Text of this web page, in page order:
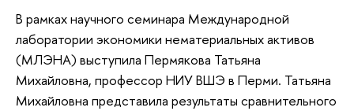
В рамках научного семинара Международной
лаборатории экономики нематериальных активов
(МЛЭНА) выступила Пермякова Татьяна
Михайловна, профессор НИУ ВШЭ в Перми. Татьяна
Михайловна представила результаты сравнительного